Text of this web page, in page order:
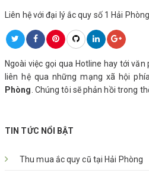
Liên hệ với đại lý ắc quy số 1 Hải Phòng
Ngoài việc gọi qua Hotline hay tới
liên hệ qua những mạng xã hội
Phòng . Chúng tôi sẽ phản hồi trong
TIN TỨC NỔI BẬT
Thu mua ắc quy cũ tại Hải Phòng